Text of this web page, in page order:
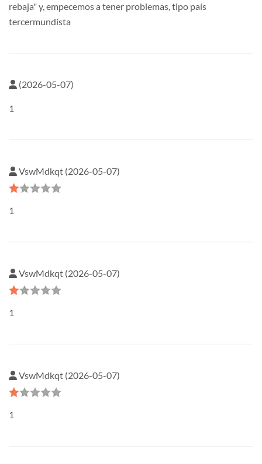
rebaja" y, empecemos a tener problemas, tipo país
tercermundista
(2026-05-07)
1
VswMdkqt (2026-05-07)
1
VswMdkqt (2026-05-07)
1
VswMdkqt (2026-05-07)
1